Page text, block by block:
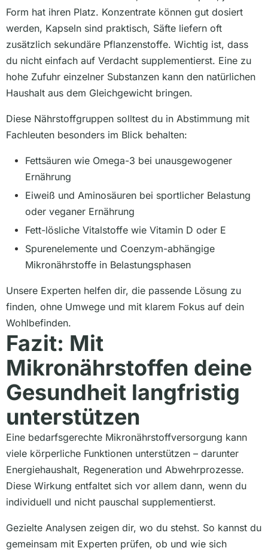
Form hat ihren Platz. Konzentrate können gut dosiert
werden, Kapseln sind praktisch, Säfte liefern oft
zusätzlich sekundäre Pflanzenstoffe. Wichtig ist, dass
du nicht einfach auf Verdacht supplementierst. Eine zu
hohe Zufuhr einzelner Substanzen kann den natürlichen
Haushalt aus dem Gleichgewicht bringen.
Diese Nährstoffgruppen solltest du in Abstimmung mit
Fachleuten besonders im Blick behalten:
Fettsäuren wie Omega-3 bei unausgewogener
Ernährung
Eiweiß und Aminosäuren bei sportlicher Belastung
oder veganer Ernährung
Fett-lösliche Vitalstoffe wie Vitamin D oder E
Spurenelemente und Coenzym-abhängige
Mikronährstoffe in Belastungsphasen
Unsere Experten helfen dir, die passende Lösung zu
finden, ohne Umwege und mit klarem Fokus auf dein
Wohlbefinden.
Fazit: Mit
Mikronährstoffen deine
Gesundheit langfristig
unterstützen
Eine bedarfsgerechte Mikronährstoffversorgung kann
viele körperliche Funktionen unterstützen – darunter
Energiehaushalt, Regeneration und Abwehrprozesse.
Diese Wirkung entfaltet sich vor allem dann, wenn du
individuell und nicht pauschal supplementierst.
Gezielte Analysen zeigen dir, wo du stehst. So kannst du
gemeinsam mit Experten prüfen, ob und wie sich